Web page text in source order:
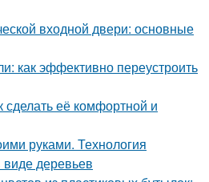
входной двери: основные
как эффективно переустроить
сделать её комфортной и
руками. Технология
деревьев